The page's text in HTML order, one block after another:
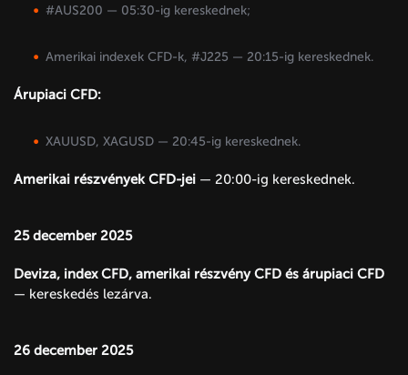
#AUS200 — 05:30-ig kereskednek;
Amerikai indexek CFD-k, #J225 — 20:15-ig kereskednek.
Árupiaci CFD:
XAUUSD, XAGUSD — 20:45-ig kereskednek.
Amerikai részvények CFD-jei — 20:00-ig kereskednek.
25 december 2025
Deviza, index CFD, amerikai részvény CFD és árupiaci CFD
— kereskedés lezárva.
26 december 2025